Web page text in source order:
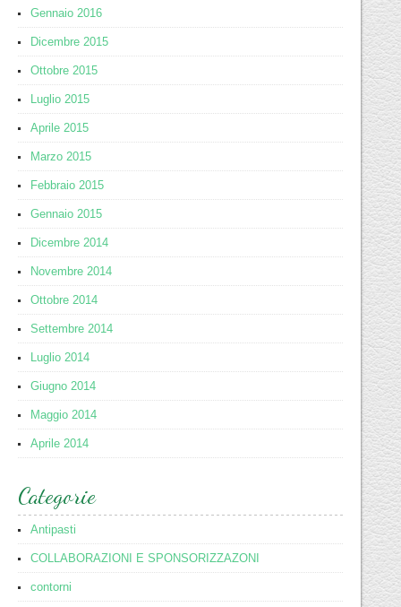
Gennaio 2016
Dicembre 2015
Ottobre 2015
Luglio 2015
Aprile 2015
Marzo 2015
Febbraio 2015
Gennaio 2015
Dicembre 2014
Novembre 2014
Ottobre 2014
Settembre 2014
Luglio 2014
Giugno 2014
Maggio 2014
Aprile 2014
Categorie
Antipasti
COLLABORAZIONI E SPONSORIZZAZONI
contorni